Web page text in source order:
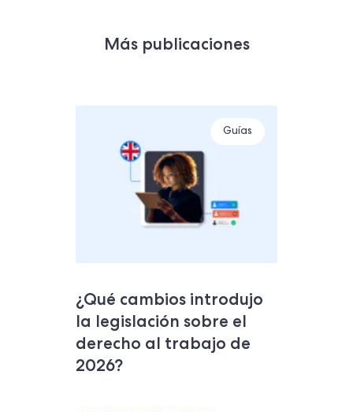
Más publicaciones
Guías
¿Qué cambios introdujo
la legislación sobre el
derecho al trabajo de
2026?